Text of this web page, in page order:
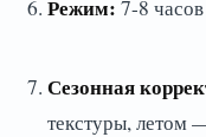
Режим: 7-8
Сезонная
текстуры, летом